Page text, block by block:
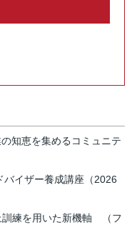
知恵を集めるコミュニテ
バイザー養成講座（2026
訓練を用いた新機軸 （フ